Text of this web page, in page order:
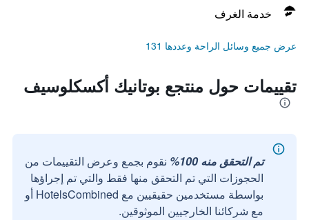
خدمة الغرف
عرض جميع وسائل الراحة وعددها 131
تقييمات حول منتجع بوتانيك أكسكلوسيف
تم التحقق منه 100%
نقوم بجمع وعرض التقييمات من
الحجوزات التي تم التحقق منها فقط والتي تم إجراؤها
بواسطة مستخدمين حقيقيين مع HotelsCombined أو
مع شركائنا الخارجيين الموثوقين.